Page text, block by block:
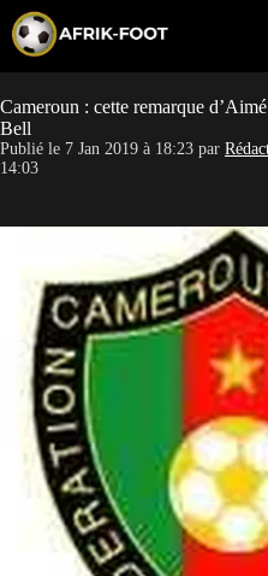
p
o
c
o
e
Cameroun : cette remarque
Bell
Publié le 7 Jan 2019 à 18:23 par
14:03